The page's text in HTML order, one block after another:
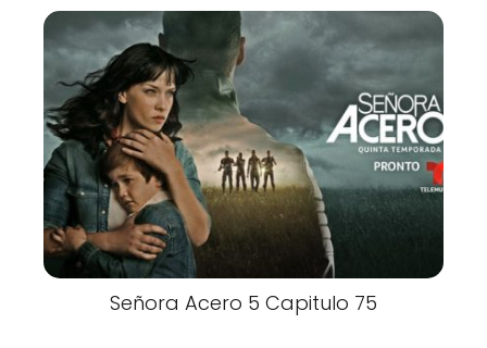
Señora Acero 5 Capitulo 75